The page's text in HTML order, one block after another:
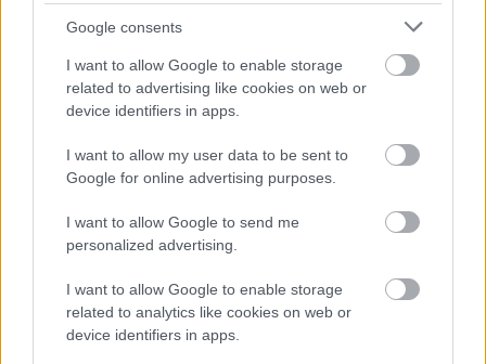
Google consents
I want to allow Google to enable storage
related to advertising like cookies on web or
device identifiers in apps.
I want to allow my user data to be sent to
Google for online advertising purposes.
I want to allow Google to send me
personalized advertising.
I want to allow Google to enable storage
related to analytics like cookies on web or
device identifiers in apps.
táncok júliusban Buda legnagyobb, ikonikus
rendezvényhelyszínén, a Millenárison.